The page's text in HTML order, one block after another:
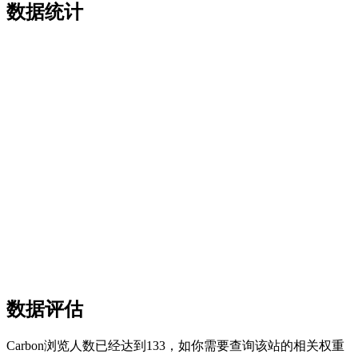
数据统计
数据评估
Carbon浏览人数已经达到133，如你需要查询该站的相关权重